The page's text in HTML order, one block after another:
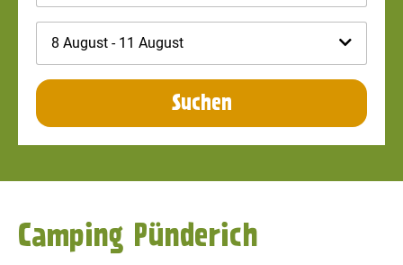
8 August - 11 August
Suchen
Camping Pünderich